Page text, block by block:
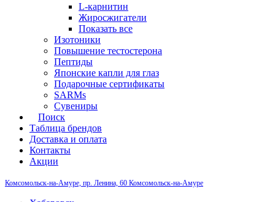
L-карнитин
Жиросжигатели
Показать все
Изотоники
Повышение тестостерона
Пептиды
Японские капли для глаз
Подарочные сертификаты
SARMs
Сувениры
Поиск
Таблица брендов
Доставка и оплата
Контакты
Акции
Комсомольск-на-Амуре, пр. Ленина, 60 Комсомольск-на-Амуре